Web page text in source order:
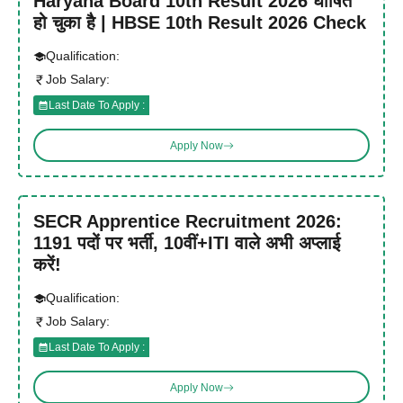
हो चुका है | HBSE 10th Result 2026 Check
Qualification:
Job Salary:
Last Date To Apply :
Apply Now
SECR Apprentice Recruitment 2026:
1191 पदों पर भर्ती, 10वीं+ITI वाले अभी अप्लाई
करें!
Qualification:
Job Salary:
Last Date To Apply :
Apply Now